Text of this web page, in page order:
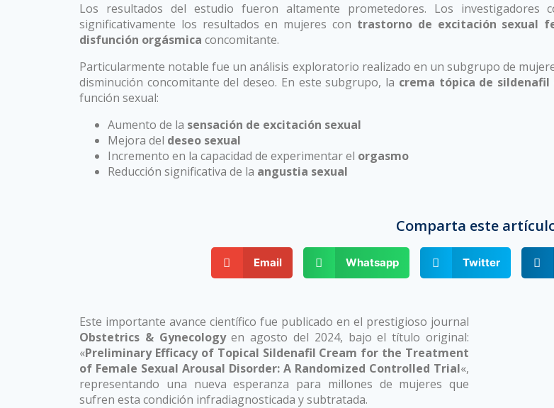
Los resultados del estudio fueron altamente prometedores. Los investigadores
significativamente los resultados en mujeres con trastorno de excitación sexual
disfunción orgásmica concomitante.
Particularmente notable fue un análisis exploratorio realizado en un subgrupo de
disminución concomitante del deseo. En este subgrupo, la crema tópica de sildenafil
función sexual:
Aumento de la sensación de excitación sexual
Mejora del deseo sexual
Incremento en la capacidad de experimentar el orgasmo
Reducción significativa de la angustia sexual
Crema sildenafil trastorno excitación sexual femenina
Comparta este
Email Whatsapp Twitter
Este importante avance científico fue publicado en el prestigioso journal
Obstetrics & Gynecologyen agosto del 2024, bajo el título original:
«Preliminary Efficacy of Topical Sildenafil Cream for the Treatment
of Female Sexual Arousal Disorder: A Randomized Controlled Trial«,
representando una nueva esperanza para millones de mujeres que
sufren esta condición infradiagnosticada y subtratada.